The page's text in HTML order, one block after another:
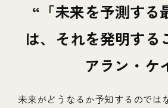
「未来を予測す
は、それを発明す
アラン・ケ
未来がどうなるか予知するのでは